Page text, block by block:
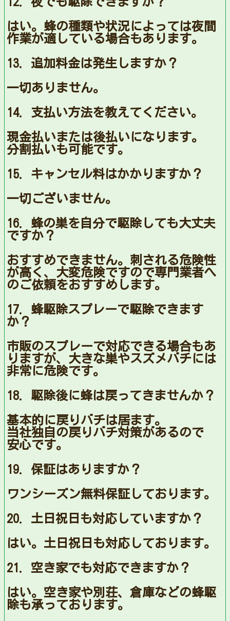
はい。蜂の種類や状況によっては夜間
作業が適している場合もあります。
13. 追加料金は発生しますか？
一切ありません。
14. 支払い方法を教えてください。
現金払いまたは後払いになります。
分割払いも可能です。
15. キャンセル料はかかりますか？
一切ございません。
16. 蜂の巣を自分で駆除しても大丈夫
ですか？
おすすめできません。刺される危険性
が高く、大変危険ですので専門業者へ
のご依頼をおすすめします。
17. 蜂駆除スプレーで駆除できます
か？
市販のスプレーで対応できる場合もあ
りますが、大きな巣やスズメバチには
非常に危険です。
18. 駆除後に蜂は戻ってきませんか？
基本的に戻りバチは居ます。
当社独自の戻りバチ対策があるので
安心です。
19. 保証はありますか？
ワンシーズン無料保証しております。
20. 土日祝日も対応していますか？
はい。土日祝日も対応しております。
21. 空き家でも対応できますか？
はい。空き家や別荘、倉庫などの蜂駆
除も承っております。